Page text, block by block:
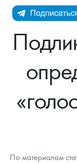
Каталог Монет
Инвестиционные монеты
Памятные монеты
Монеты Царской
Монеты стран мира
Монеты и жетоны ЗМД
Георгий Победоносец
Инфо
Как сделать заказ
Гарантии
Доставка
Информация
Аналитика и события
Итоги 2025 года.
Котировки
По материалам